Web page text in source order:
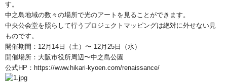
す。
中之島地域の数々の場所で光のアートを見ることができます。
中央公会堂を照らして行うプロジェクトマッピングは絶対に外せない見
ものです。
開催期間： 12月 14 日（土）〜 12月 25 日（水）
開催場所：大阪市役所周辺〜中之島公園
公式HP ： https://www.hikari-kyoen.com/renaissance/